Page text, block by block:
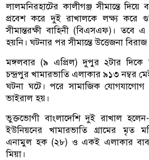
লালমনিরহাটের কালীগঞ্জ সীমান্তে দিয়ে
প্রবেশ করে দুই রাখালকে লক্ষ্য করে
সীমান্তরক্ষী বাহিনী (বিএসএফ)।
হয়নি। ঘটনার পর সীমান্তে উত্তেজনা
মঙ্গলবার (৯ এপ্রিল) দুপুর ২টার দিকে
চন্দ্রপুর খামারভাতি এলাকার ৯১৩ নম্বর
ঘটনা ঘটে। পরে সামাজিক যোগযাগোগ
ভাইরাল হয়।
ভুক্তভোগী বাংলাদেশি দুই রাখাল
ইউনিয়নের খামারভাতি গ্রামের মৃত
এনামুল হক (২৮) ও একই এলাকার
মিয়া।